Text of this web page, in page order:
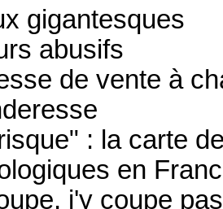
gigantesques
abusifs
de vente à
: la carte
en
j'y coupe